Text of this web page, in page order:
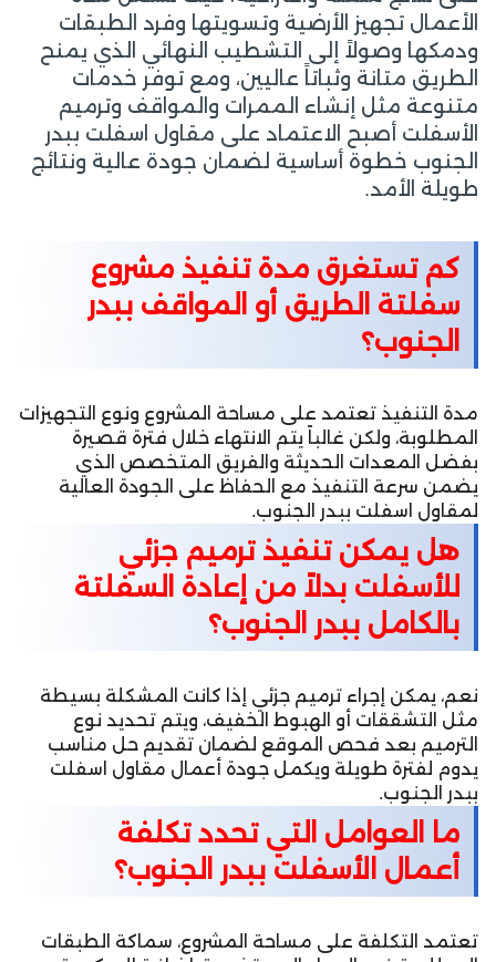
الأعمال تجهيز الأرضية وتسويتها وفرد الطبقات
ودمكها وصولاً إلى التشطيب النهائي الذي يمنح
الطريق متانة وثباتاً عاليين، ومع توفر خدمات
متنوعة مثل إنشاء الممرات والمواقف وترميم
الأسفلت أصبح الاعتماد على مقاول اسفلت ببدر
الجنوب خطوة أساسية لضمان جودة عالية ونتائج
طويلة الأمد.
كم تستغرق مدة تنفيذ مشروع
سفلتة الطريق أو المواقف ببدر
الجنوب؟
مدة التنفيذ تعتمد على مساحة المشروع ونوع التجهيزات
المطلوبة، ولكن غالباً يتم الانتهاء خلال فترة قصيرة
بفضل المعدات الحديثة والفريق المتخصص الذي
يضمن سرعة التنفيذ مع الحفاظ على الجودة العالية
لمقاول اسفلت ببدر الجنوب.
هل يمكن تنفيذ ترميم جزئي
للأسفلت بدلاً من إعادة السفلتة
بالكامل ببدر الجنوب؟
نعم، يمكن إجراء ترميم جزئي إذا كانت المشكلة بسيطة
مثل التشققات أو الهبوط الخفيف، ويتم تحديد نوع
الترميم بعد فحص الموقع لضمان تقديم حل مناسب
يدوم لفترة طويلة ويكمل جودة أعمال مقاول اسفلت
ببدر الجنوب.
ما العوامل التي تحدد تكلفة
أعمال الأسفلت ببدر الجنوب؟
تعتمد التكلفة على مساحة المشروع، سماكة الطبقات